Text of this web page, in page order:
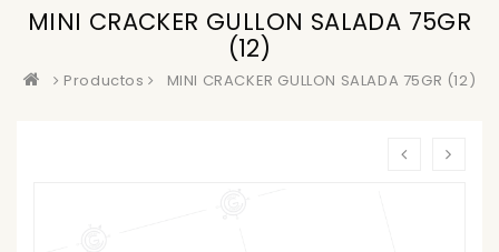
MINI CRACKER GULLON SALADA 75GR
(12)
Productos MINI CRACKER GULLON SALADA 75GR (12)